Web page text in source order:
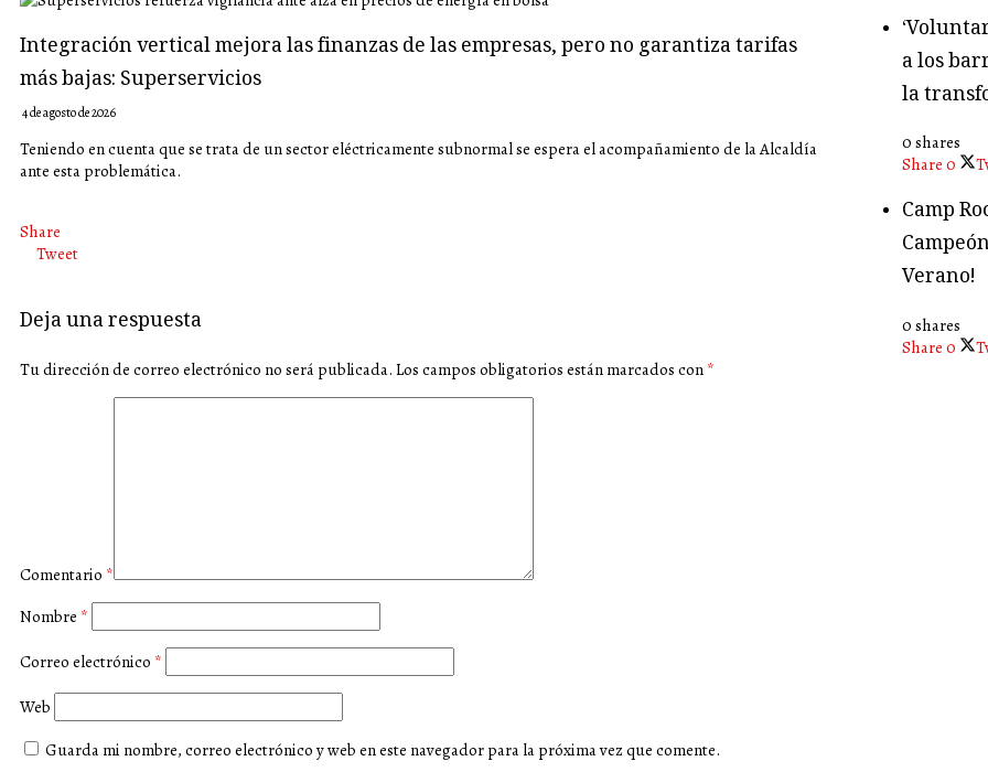
Integración vertical mejora las finanzas de las empresas, pero no garantiza tarifas
más bajas: Superservicios
4 de agosto de 2026
Teniendo en cuenta que se trata de un sector eléctricamente subnormal se espera el acompañamiento de la Alcaldía
ante esta problemática.
Share
Tweet
Deja una respuesta
Tu dirección de correo electrónico no será publicada. Los campos obligatorios están marcados con *
Comentario *
Nombre *
Correo electrónico *
Web
Guarda mi nombre, correo electrónico y web en este navegador para la próxima vez que comente.
a los
la
0 shares
Share 0
Camp
Verano!
0 shares
Share 0